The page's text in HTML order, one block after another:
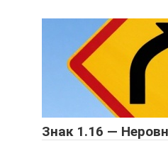
Знак 1.16 —